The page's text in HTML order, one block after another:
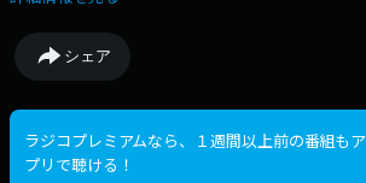
シェア
ラジコプレミアムなら、１週間以上前の番組もア
プリで聴ける！